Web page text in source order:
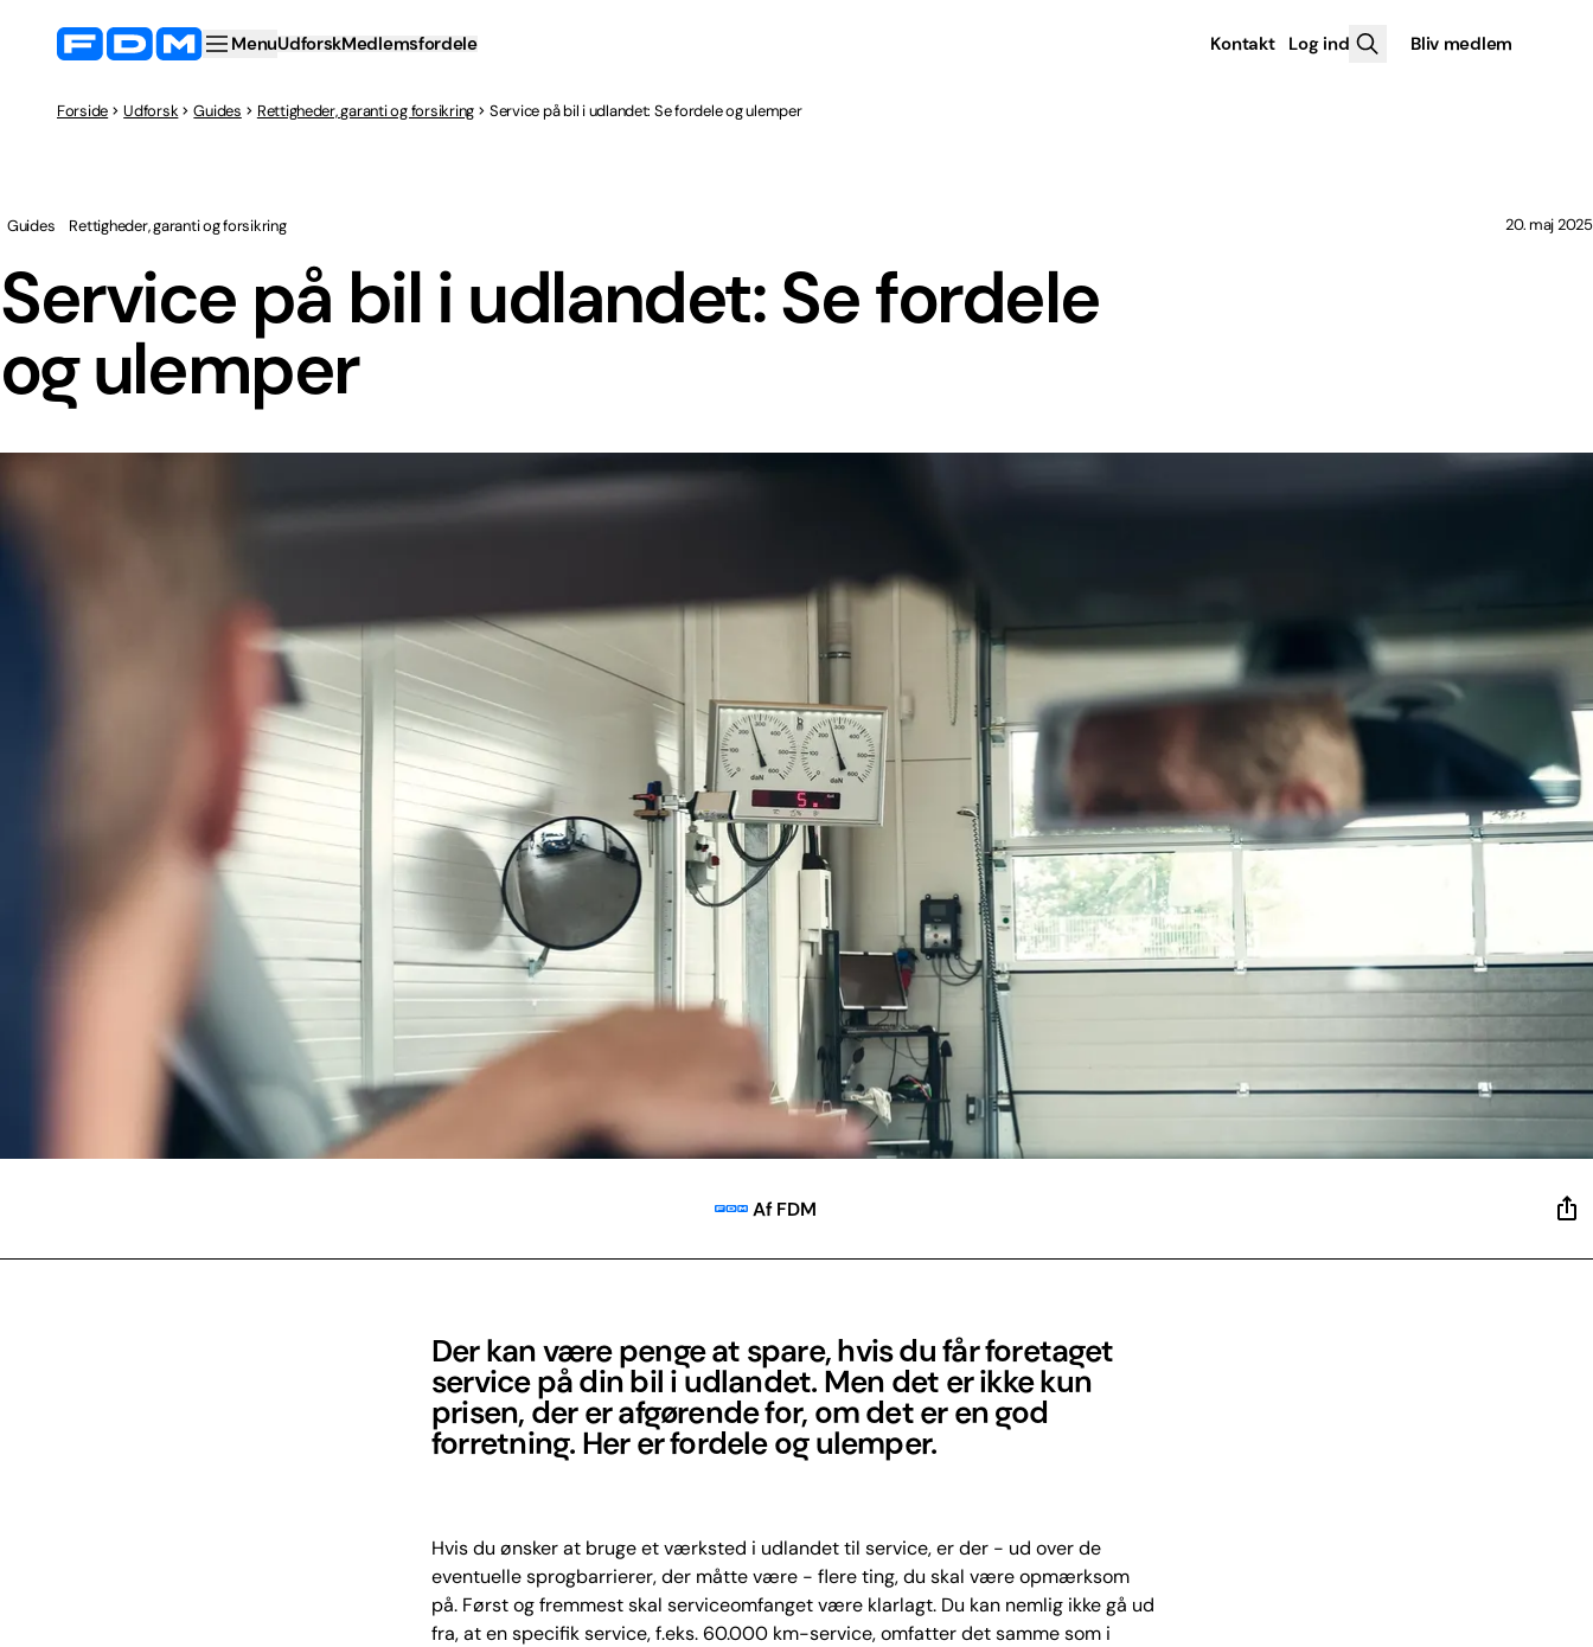
MenuUdforskMedlemsfordele Kontakt Log ind Bliv medlem
Forside Udforsk Guides Rettigheder, garanti og forsikring Service på bil i udlandet: Se fordele og ulemper
Service på bil i udlandet: Se fordele
og ulemper
Guides Rettigheder, garanti og forsikring 20. maj 2025
Af FDM
Der kan være penge at spare, hvis du får foretaget
service på din bil i udlandet. Men det er ikke kun
prisen, der er afgørende for, om det er en god
forretning. Her er fordele og ulemper.
Hvis du ønsker at bruge et værksted i udlandet til service, er der - ud over de
eventuelle sprogbarrierer, der måtte være - flere ting, du skal være opmærksom
på. Først og fremmest skal serviceomfanget være klarlagt. Du kan nemlig ikke gå ud
fra, at en specifik service, f.eks. 60.000 km-service, omfatter det samme som i